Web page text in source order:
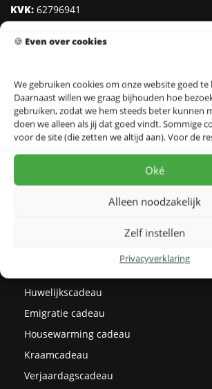
🍪 Even over cookies
We gebruiken cookies om onze website goed te
Daarnaast willen we graag bijhouden hoe
gebruiken, zodat we hem steeds beter kunnen
doen we alleen als jij dat goed vindt. Sommige
voor de site (die zetten we altijd aan). Voor de
Oké
Alleen noodzakelijk
Zelf instellen
Privacyverklaring
KVK: 62796941
IBAN:NL95 INGB 0006 8527 18
Klantenservice
Over Kunst in Kaart
Prijzen
Huwelijkscadeau
Emigratie cadeau
Housewarming cadeau
Kraamcadeau
Verjaardagscadeau